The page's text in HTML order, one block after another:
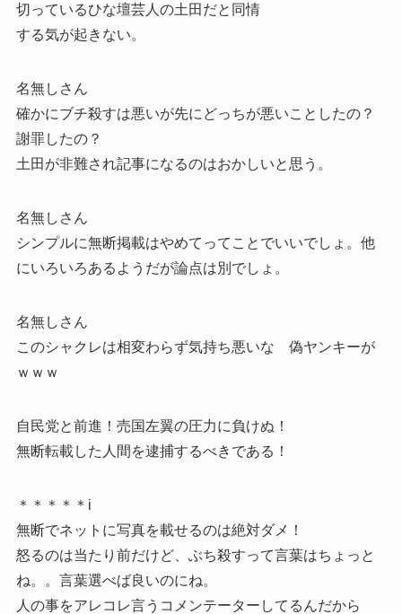
切っているひな壇芸人の土田だと同情
する気が起きない。
名無しさん
確かにブチ殺すは悪いが先にどっちが悪いことしたの？
謝罪したの？
土田が非難され記事になるのはおかしいと思う。
名無しさん
シンプルに無断掲載はやめてってことでいいでしょ。他
にいろいろあるようだが論点は別でしょ。
名無しさん
このシャクレは相変わらず気持ち悪いな 偽ヤンキーが
ｗｗｗ
自民党と前進！売国左翼の圧力に負けぬ！
無断転載した人間を逮捕するべきである！
＊＊＊＊＊i
無断でネットに写真を載せるのは絶対ダメ！
怒るのは当たり前だけど、ぶち殺すって言葉はちょっと
ね。。言葉選べば良いのにね。
人の事をアレコレ言うコメンテーターしてるんだから